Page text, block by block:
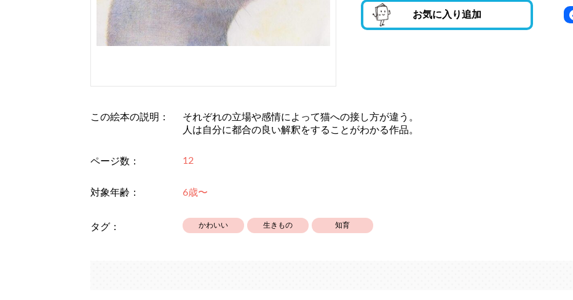
お気に入り追加
この絵本の説明：
それぞれの立場や感情によって猫への接し方が違う。
人は自分に都合の良い解釈をすることがわかる作品。
ページ数： 12
対象年齢： 6歳〜
タグ： かわいい 生きもの 知育